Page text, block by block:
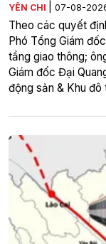
YÊN CHI 07-08-
Theo các quyết
Phó Tổng Giám
tầng giao thông;
Giám đốc Đại
động sản & Khu